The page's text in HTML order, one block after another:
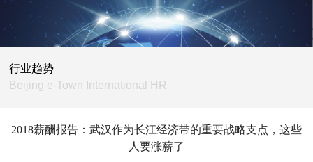
行业趋势
Beijing e-Town International HR
2018薪酬报告：武汉作为长江经济带的重要战略支点，这些
人要涨薪了